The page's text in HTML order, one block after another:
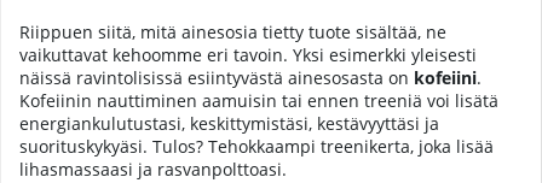
Riippuen siitä, mitä ainesosia tietty tuote sisältää, ne
vaikuttavat kehoomme eri tavoin. Yksi esimerkki yleisesti
näissä ravintolisissä esiintyvästä ainesosasta on kofeiini.
Kofeiinin nauttiminen aamuisin tai ennen treeniä voi lisätä
energiankulutustasi, keskittymistäsi, kestävyyttäsi ja
suorituskykyäsi. Tulos? Tehokkaampi treenikerta, joka lisää
lihasmassaasi ja rasvanpolttoasi.